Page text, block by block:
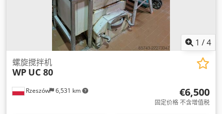
1 /4
Rzeszów 6,531 km
螺旋搅拌机
WP UC 80
€6,500
固定价格 不含增值税